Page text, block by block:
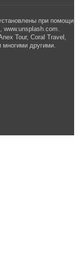
при помощи
www.unsplash.com.
Tour, Coral Travel,
многими другими.